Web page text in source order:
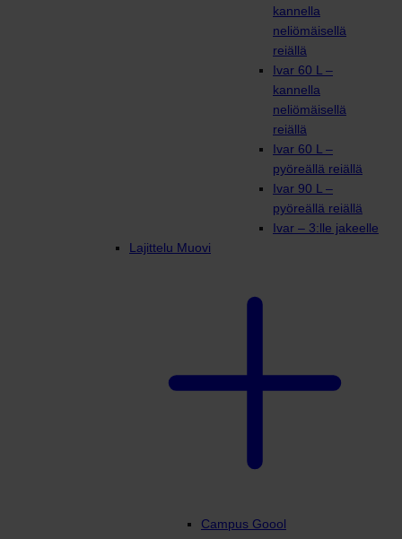
kannella
neliömäisellä
reiällä
Ivar 60 L –
kannella
neliömäisellä
reiällä
Ivar 60 L –
pyöreällä reiällä
Ivar 90 L –
pyöreällä reiällä
Ivar – 3:lle jakeelle
Lajittelu Muovi
Campus Goool